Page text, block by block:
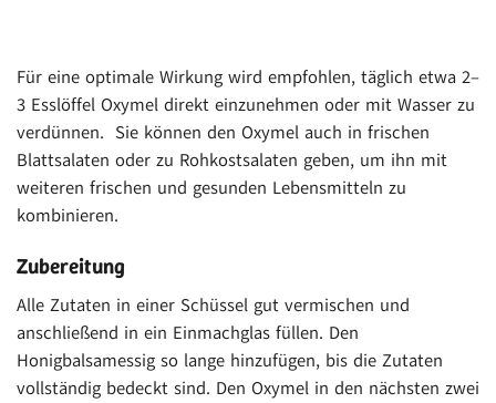
Für eine optimale Wirkung wird empfohlen, täglich etwa 2–
3 Esslöffel Oxymel direkt einzunehmen oder mit Wasser zu
verdünnen. Sie können den Oxymel auch in frischen
Blattsalaten oder zu Rohkostsalaten geben, um ihn mit
weiteren frischen und gesunden Lebensmitteln zu
kombinieren.
Zubereitung
Alle Zutaten in einer Schüssel gut vermischen und
anschließend in ein Einmachglas füllen. Den
Honigbalsamessig so lange hinzufügen, bis die Zutaten
vollständig bedeckt sind. Den Oxymel in den nächsten zwei